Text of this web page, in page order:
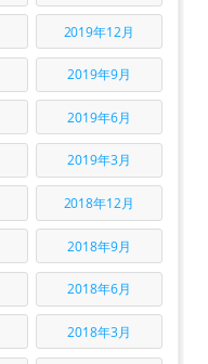
2019年12月
2019年9月
2019年6月
2019年3月
2018年12月
2018年9月
2018年6月
2018年3月